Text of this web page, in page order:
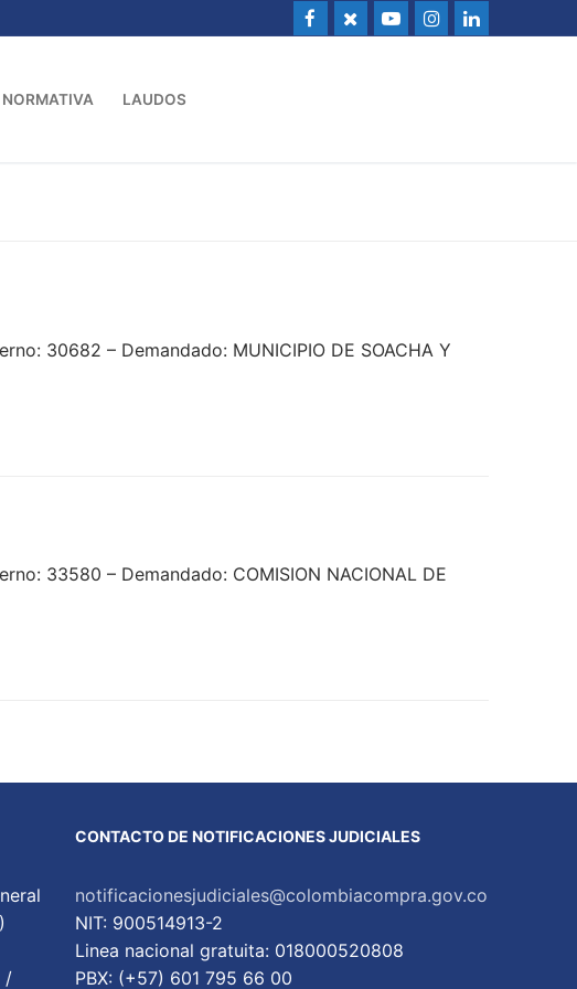
NORMATIVA LAUDOS
30682 – Demandado: MUNICIPIO DE SOACHA Y
33580 – Demandado: COMISION NACIONAL DE
/
CONTACTO DE NOTIFICACIONES JUDICIALES
notificacionesjudiciales@colombiacompra.gov.co
NIT: 900514913-2
Linea nacional gratuita: 018000520808
PBX: (+57) 601 795 66 00